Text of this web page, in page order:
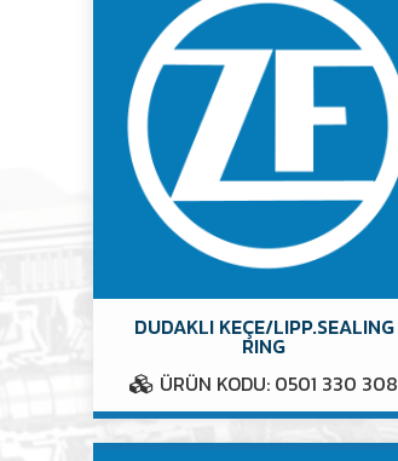
DUDAKLI KEÇE/LIPP.SEALING
RING
ÜRÜN KODU: 0501 330 308